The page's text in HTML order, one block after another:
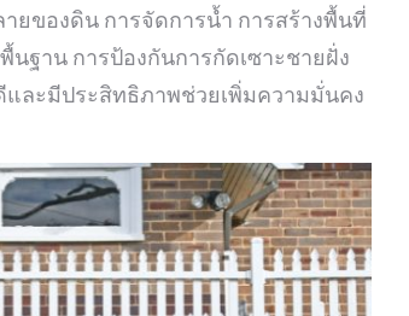
ยของดิน การจัดการน้ำ การสร้างพื้นที่
ฐาน การป้องกันการกัดเซาะชายฝั่ง
ละมีประสิทธิภาพช่วยเพิ่มความมั่นคง